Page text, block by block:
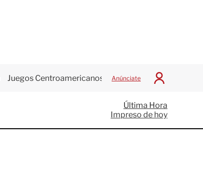
Juegos Centroamericanos Anúnciate
I
c
i
a
Última Hora
Impreso de hoy